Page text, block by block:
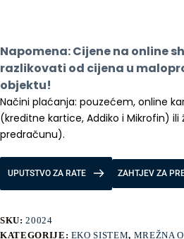
(3
pack)
količina
Napomena: Cijene na online
razlikovati od cijena u
objektu!
Načini plaćanja: pouzećem, online
(kreditne kartice, Addiko i Mikrofin) ili
predračunu).
UPUTSTVO ZA RATE ZAHTJEV ZA
SKU:20024
KATEGORIJE: EKO SISTEM, MREŽNA